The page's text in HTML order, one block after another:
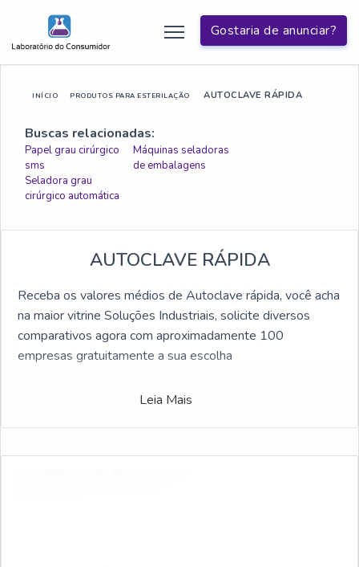
Gostaria de anunciar?
INÍCIO PRODUTOS PARA ESTERILAÇÃO AUTOCLAVE RÁPIDA
Buscas relacionadas:
Papel grau cirúrgico
sms
Máquinas seladoras
de embalagens
Seladora grau
cirúrgico automática
AUTOCLAVE RÁPIDA
Receba os valores médios de Autoclave rápida, você acha
na maior vitrine Soluções Industriais, solicite diversos
comparativos agora com aproximadamente 100
empresas gratuitamente a sua escolha
Leia Mais